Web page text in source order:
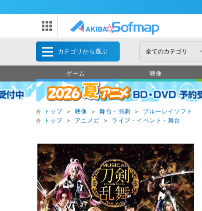
カテゴリから選ぶ
ゲーム 映像
トップ ＞ 映像 ＞ 舞台・演劇 ＞
ブルーレイソフト
トップ
＞ アニメガ ＞ ライブ・イベント・舞台